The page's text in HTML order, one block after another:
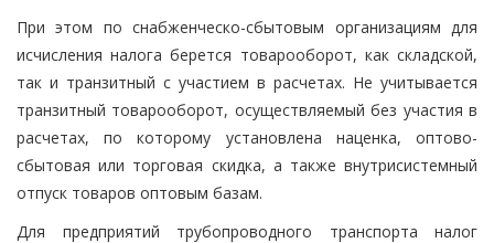
При этом по снабженческо-сбытовым организациям для
исчисления налога берется товарооборот, как складской,
так и транзитный с участием в расчетах. Не учитывается
транзитный товарооборот, осуществляемый без участия в
расчетах, по которому установлена наценка, оптово-
сбытовая или торговая скидка, а также внутрисистемный
отпуск товаров оптовым базам.
Для предприятий трубопроводного транспорта налог